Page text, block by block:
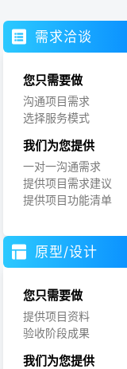
需求洽谈
您只需要做
沟通项目需求
选择服务模式
我们为您提供
一对一沟通需求
提供项目需求建议
提供项目功能清单
原型/设计
您只需要做
提供项目资料
验收阶段成果
我们为您提供